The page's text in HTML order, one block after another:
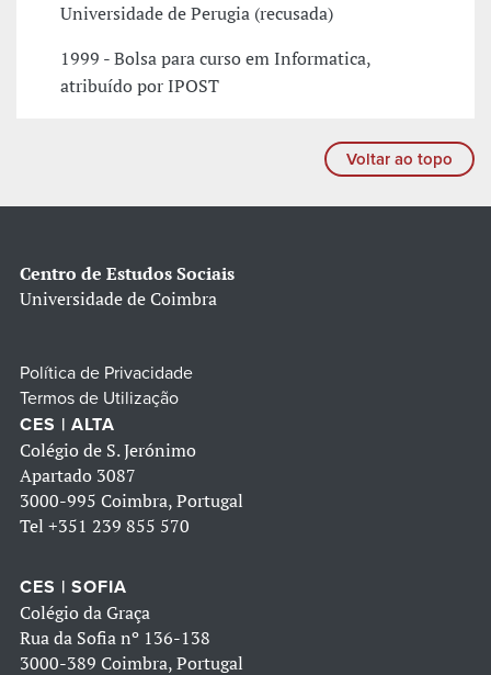
Universidade de Perugia (recusada)
1999 - Bolsa para curso em Informatica,
atribuído por IPOST
Voltar ao topo
Centro de Estudos Sociais
Universidade de Coimbra
Política de Privacidade
Termos de Utilização
CES | ALTA
Colégio de S. Jerónimo
Apartado 3087
3000-995 Coimbra, Portugal
Tel +351 239 855 570
CES | SOFIA
Colégio da Graça
Rua da Sofia nº 136-138
3000-389 Coimbra, Portugal